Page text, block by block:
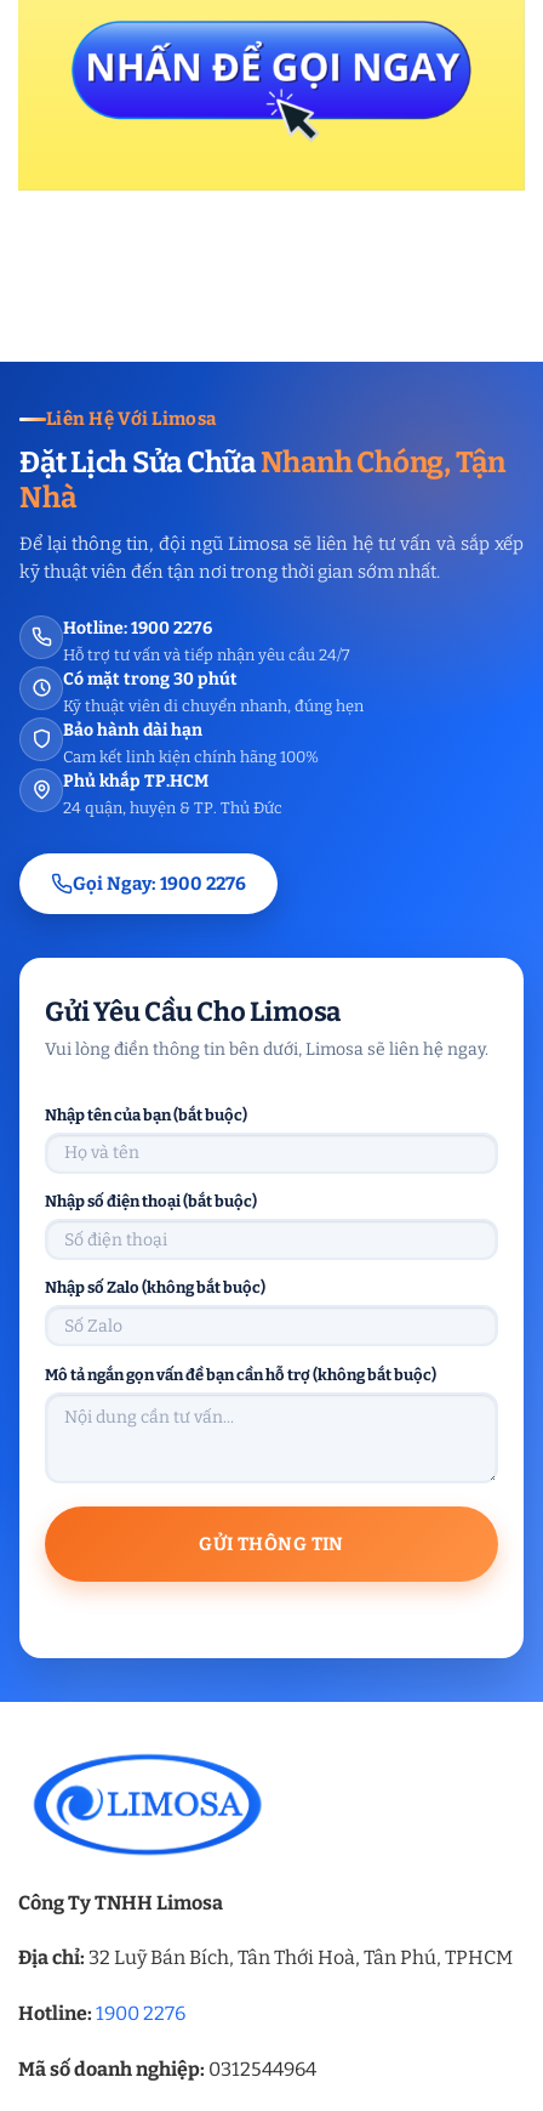
Liên Hệ Với Limosa
Đặt Lịch Sửa ChữaNhanh Chóng, Tận
Nhà
Để lại thông tin, đội ngũ Limosa sẽ liên hệ tư vấn và sắp xếp
kỹ thuật viên đến tận nơi trong thời gian sớm nhất.
Hotline: 1900 2276
Hỗ trợ tư vấn và tiếp nhận yêu cầu 24/7
Có mặt trong 30 phút
Kỹ thuật viên di chuyển nhanh, đúng hẹn
Bảo hành dài hạn
Cam kết linh kiện chính hãng 100%
Phủ khắp TP.HCM
24 quận, huyện & TP. Thủ Đức
Gọi Ngay: 1900 2276
Gửi Yêu Cầu Cho Limosa
Vui lòng điền thông tin bên dưới, Limosa sẽ liên hệ ngay.
Nhập tên của bạn (bắt buộc)
Nhập số điện thoại (bắt buộc)
Nhập số Zalo (không bắt buộc)
Mô tả ngắn gọn vấn đề bạn cần hỗ trợ (không bắt buộc)
Công Ty TNHH Limosa
Địa chỉ: 32 Luỹ Bán Bích, Tân Thới Hoà, Tân Phú, TPHCM
Hotline: 1900 2276
Mã số doanh nghiệp: 0312544964